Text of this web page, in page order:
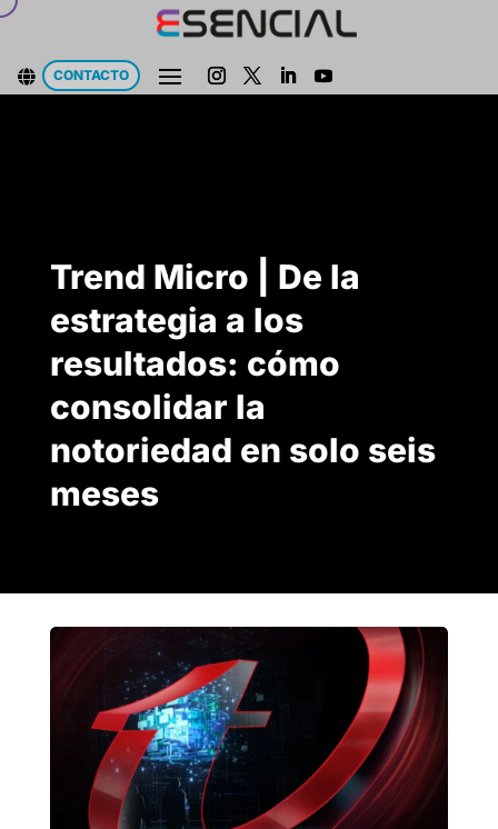
 CONTACTO
Trend Micro | De la
estrategia a los
resultados: cómo
consolidar la
notoriedad en solo seis
meses